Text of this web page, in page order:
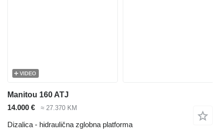
VIDEO
Manitou 160 ATJ
14.000 €
≈ 27.370 KM
Dizalica - hidraulična zglobna platforma